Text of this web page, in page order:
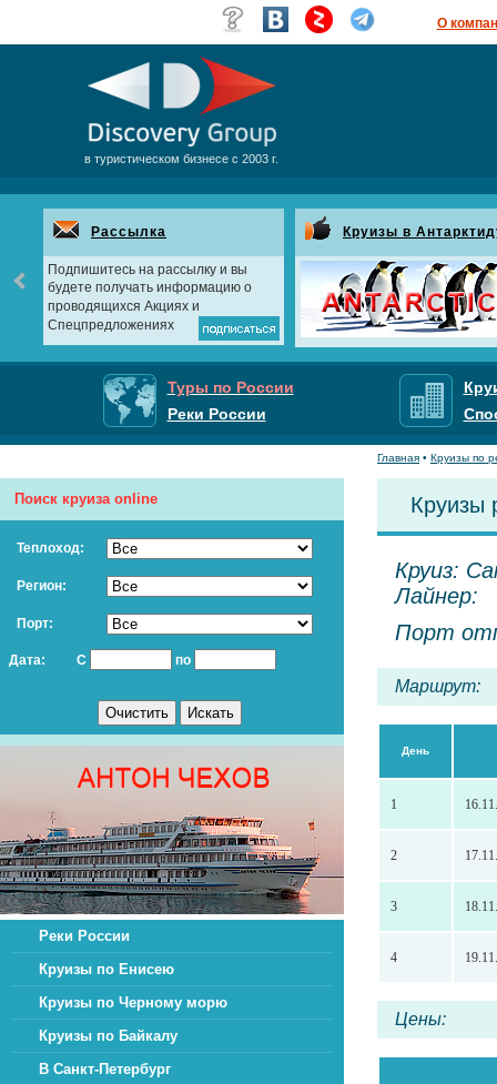
О
в туристическом бизнесе с 2003 г.
Рассылка
Подпишитесь на рассылку и вы
будете получать информацию о
проводящихся Акциях и
Спецпредложениях
Круизы в
Туры по России
Реки России
Поиск круиза online
Теплоход:
Регион:
Порт:
Дата: С по
Реки России
Круизы по Енисею
Круизы по Черному морю
Круизы по Байкалу
В Санкт-Петербург
Главная • Круизы по
Круизы
Круиз:
Лайнер:
Порт
Маршрут:
День
1
2
3
4
Цены: